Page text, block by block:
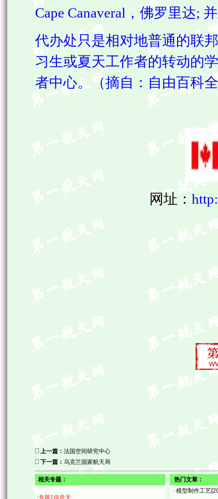
Cape Canaveral，佛罗里达;
代办处只是相对地普通的联
习生或夏天工作者的转动的
者中心。（摘自：自由百科
网址：
上一篇： 法国空间研究中心
下一篇： 乌克兰国家航天局
相关专题：
·专题1信息无
热门文章：
· 模型制作工艺